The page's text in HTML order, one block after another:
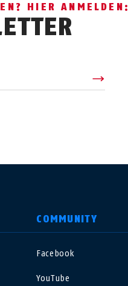
HIER ANMELDEN:
COMMUNITY
Facebook
YouTube